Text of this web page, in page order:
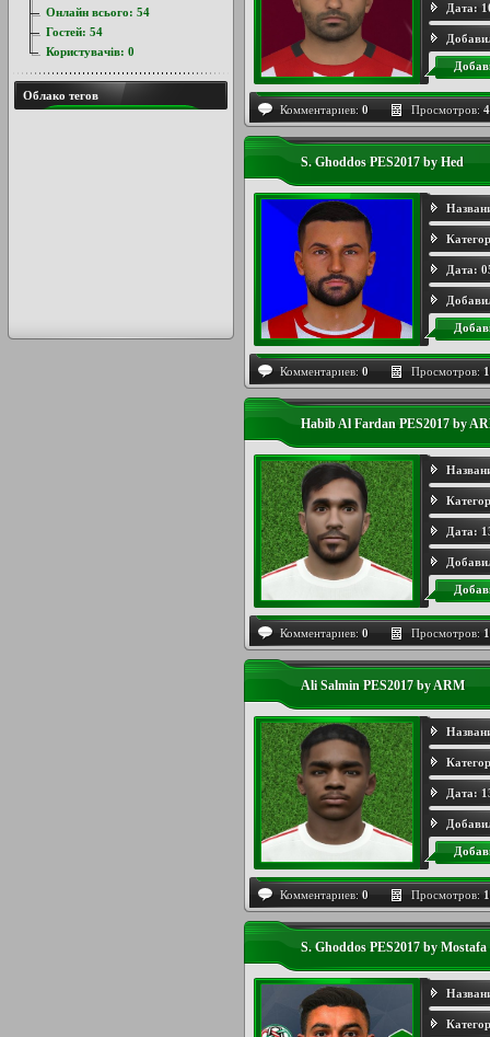
Дата:
Комментариев: 0 Просмотров:
S. Ghoddos PES2017 by Hed
Дата:
Комментариев: 0 Просмотров:
Habib Al Fardan PES2017 by
Дата:
Комментариев: 0 Просмотров:
Ali Salmin PES2017 by ARM
Дата:
Комментариев: 0 Просмотров:
S. Ghoddos PES2017 by Mostafa
Онлайн всього: 54
Гостей: 54
Користувачів: 0
Облако тегов